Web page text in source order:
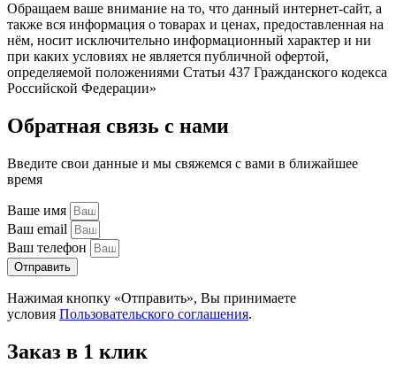
Обращаем ваше внимание на то, что данный интернет-сайт, а
также вся информация о товарах и ценах, предоставленная на
нём, носит исключительно информационный характер и ни
при каких условиях не является публичной офертой,
определяемой положениями Статьи 437 Гражданского кодекса
Российской Федерации»
Обратная связь с нами
Введите свои данные и мы свяжемся с вами в ближайшее
время
Ваше имя
Ваш email
Ваш телефон
Отправить
Нажимая кнопку «Отправить», Вы принимаете
условия Пользовательского соглашения.
Заказ в 1 клик